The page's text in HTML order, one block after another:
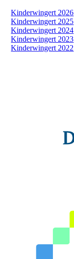
Kinderwingert 2026
Kinderwingert 2025
Kinderwingert 2024
Kinderwingert 2023
Kinderwingert 2022